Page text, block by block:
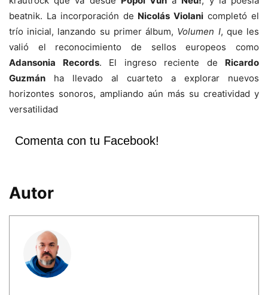
beatnik. La incorporación de Nicolás Violani completó el
trío inicial, lanzando su primer álbum, Volumen I, que les
valió el reconocimiento de sellos europeos como
Adansonia Records. El ingreso reciente de Ricardo
Guzmán ha llevado al cuarteto a explorar nuevos
horizontes sonoros, ampliando aún más su creatividad y
versatilidad
Comenta con tu Facebook!
Autor